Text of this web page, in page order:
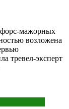
форс-мажорных
возложена
тревел-эксперт